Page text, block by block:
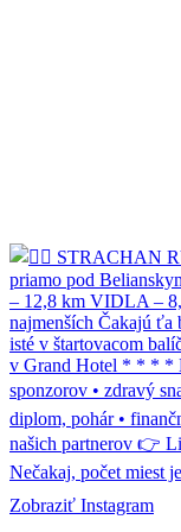
Zobraziť Instagram